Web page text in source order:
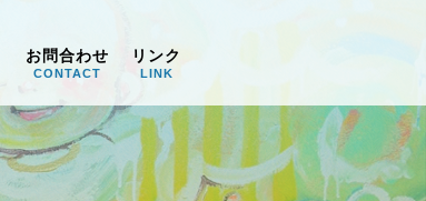
お問合わせ
CONTACT
リンク
LINK